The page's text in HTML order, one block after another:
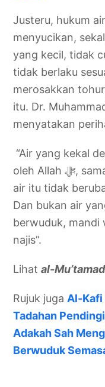
Justeru, hukum
menyucikan,
yang kecil, tidak
tidak berlaku
merosakkan
itu. Dr.
menyatakan
“Air yang kekal
oleh Allah ﷻ, sama ada tawar atau masin. Dan
air itu tidak
Dan bukan air
berwuduk, mandi
najis”.
Lihatal-
Rujuk juga Al-Kafi
Tadahan
Adakah Sah
Berwuduk